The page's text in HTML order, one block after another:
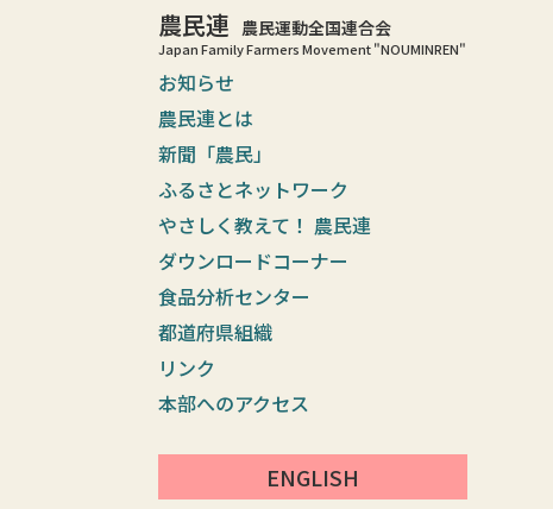
農民連 農民運動全国連合会
Japan Family Farmers Movement "NOUMINREN"
お知らせ
農民連とは
新聞「農民」
ふるさとネットワーク
やさしく教えて！ 農民連
ダウンロードコーナー
食品分析センター
都道府県組織
リンク
本部へのアクセス
ENGLISH